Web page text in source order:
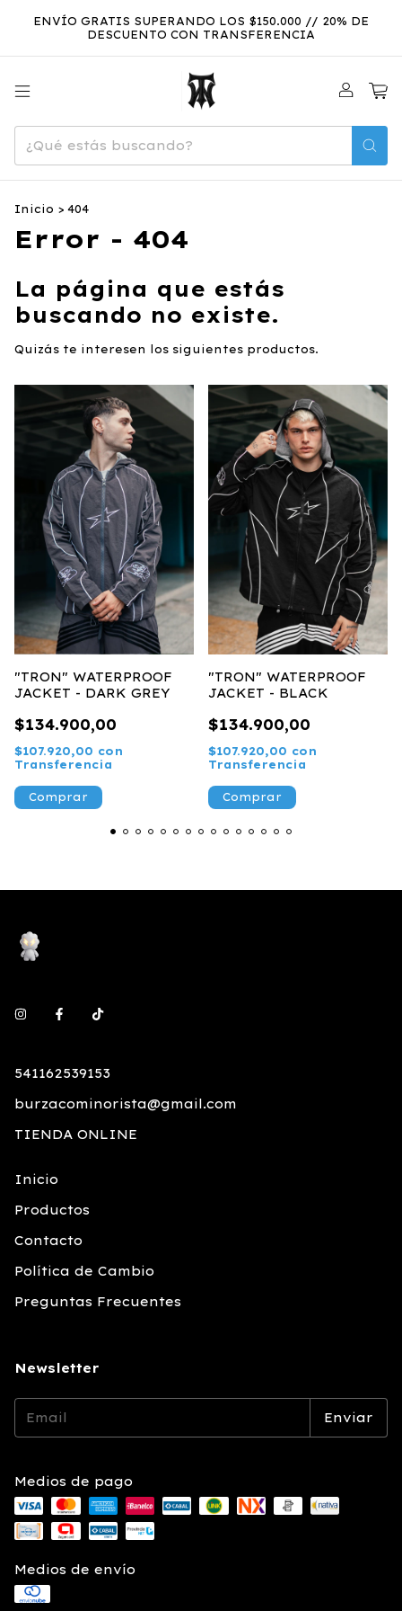
ENVÍO GRATIS SUPERANDO LOS $150.000 // 20% DE
DESCUENTO CON TRANSFERENCIA
Inicio > 404
Error - 404
La página que estás
buscando no existe.
Quizás te interesen los siguientes productos.
"TRON" WATERPROOF
JACKET - DARK GREY
$134.900,00
$107.920,00 con
Transferencia
Comprar
"TRON" WATERPROOF
JACKET - BLACK
$134.900,00
$107.920,00 con
Transferencia
Comprar
541162539153
burzacominorista@gmail.com
TIENDA ONLINE
Inicio
Productos
Contacto
Política de Cambio
Preguntas Frecuentes
Newsletter
Medios de pago
Medios de envío